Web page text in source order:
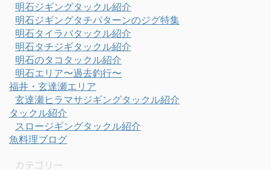
明石ジギングタックル紹介
明石ジギングタチパターンのジグ特集
明石タイラバタックル紹介
明石タチジギタックル紹介
明石のタコタックル紹介
明石エリア〜過去釣行〜
福井・玄達瀬エリア
玄達瀬ヒラマサジギングタックル紹介
タックル紹介
スロージギングタックル紹介
魚料理ブログ